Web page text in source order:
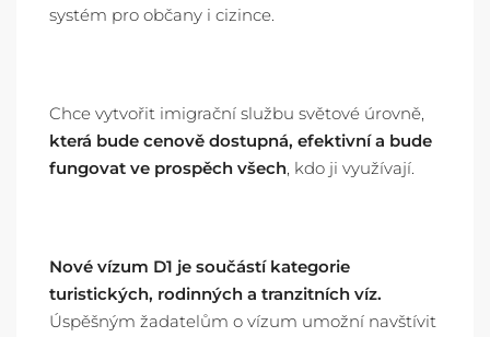
systém pro občany i cizince.
Chce vytvořit imigrační službu světové úrovně,
která bude cenově dostupná, efektivní a bude
fungovat ve prospěch všech, kdo ji využívají.
Nové vízum D1 je součástí kategorie
turistických, rodinných a tranzitních víz.
Úspěšným žadatelům o vízum umožní navštívit